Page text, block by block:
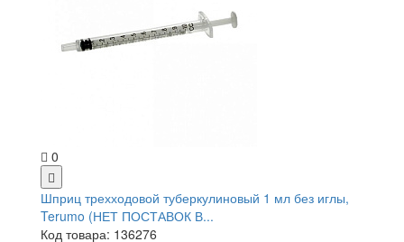
0
Шприц трехходовой туберкулиновый 1 мл без иглы,
Terumo (НЕТ ПОСТАВОК В...
Код товара: 136276